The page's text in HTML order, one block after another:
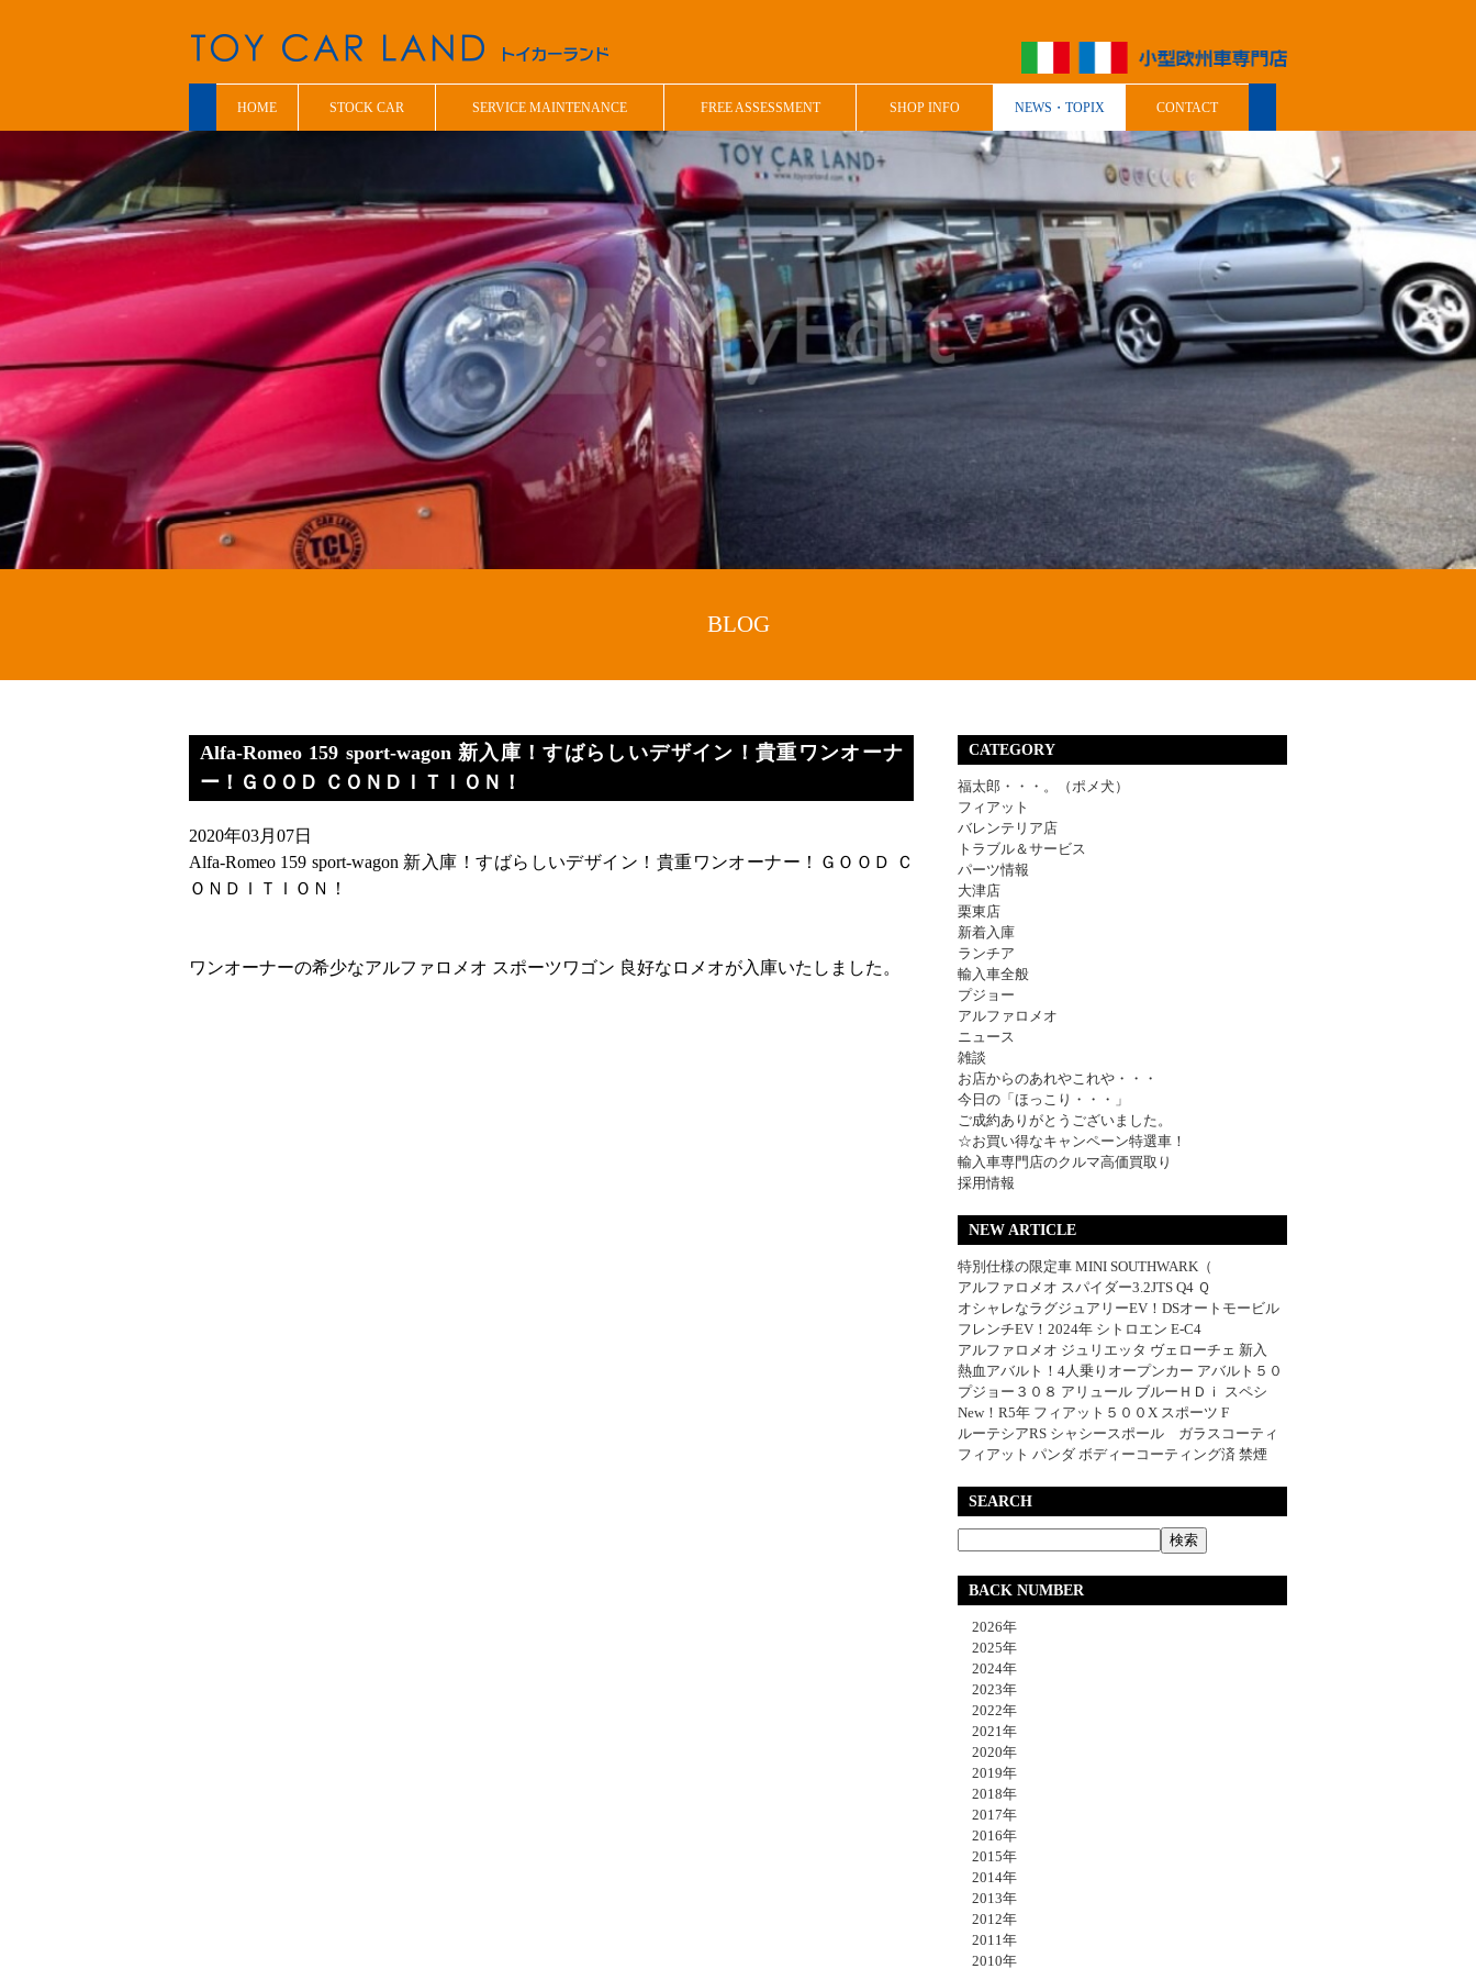
HOME STOCK CAR SERVICE MAINTENANCE FREE ASSESSMENT SHOP INFO NEWS・TOPIX CONTACT
BLOG
Alfa-Romeo 159 sport-wagon 新入庫！すばらしいデザイン！貴重ワンオーナ
ー！ＧＯＯＤ ＣＯＮＤＩＴＩＯＮ！
2020年03月07日
Alfa-Romeo 159 sport-wagon 新入庫！すばらしいデザイン！貴重ワンオーナー！ＧＯＯＤ Ｃ
ＯＮＤＩＴＩＯＮ！
ワンオーナーの希少なアルファロメオ スポーツワゴン 良好なロメオが入庫いたしました。
CATEGORY
福太郎・・・。（ポメ犬）
フィアット
バレンテリア店
トラブル＆サービス
パーツ情報
大津店
栗東店
新着入庫
ランチア
輸入車全般
プジョー
アルファロメオ
ニュース
雑談
お店からのあれやこれや・・・
今日の「ほっこり・・・」
ご成約ありがとうございました。
☆お買い得なキャンペーン特選車！
輸入車専門店のクルマ高価買取り
採用情報
NEW ARTICLE
特別仕様の限定車 MINI SOUTHWARK（
アルファロメオ スパイダー3.2JTS Q4 Ｑ
オシャレなラグジュアリーEV！DSオートモービル
フレンチEV！2024年 シトロエン E-C4
アルファロメオ ジュリエッタ ヴェローチェ 新入
熱血アバルト！4人乗りオープンカー アバルト５０
プジョー３０８ アリュール ブルーＨＤｉ スペシ
New！R5年 フィアット５００X スポーツ F
ルーテシアRS シャシースポール ガラスコーティ
フィアット パンダ ボディーコーティング済 禁煙
SEARCH
BACK NUMBER
2026年
2025年
2024年
2023年
2022年
2021年
2020年
2019年
2018年
2017年
2016年
2015年
2014年
2013年
2012年
2011年
2010年